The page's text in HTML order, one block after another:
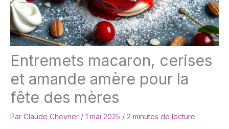
Entremets macaron, cerises
et amande amère pour la
fête des mères
Par Claude Chevrier / 1 mai 2025 / 2 minutes de lecture